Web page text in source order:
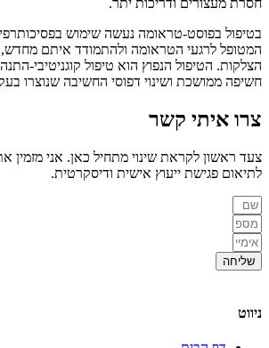
בטיפול בפוסט-טראומה נעשה שימוש
המטופל לרגעי הטראומה ולהתמודד איתם
הצלקות. הטיפול הנפוץ הוא טיפול קוגניטיבי-
חשיפה ממושכת ושינוי דפוסי החשיבה שנוצרו
צרו איתי קשר
צעד ראשון לקראת שינוי מתחיל כאן. אני מזמין
לתיאום פגישת ייעוץ אישית ודיסקרטית.
שליחה
ניווט